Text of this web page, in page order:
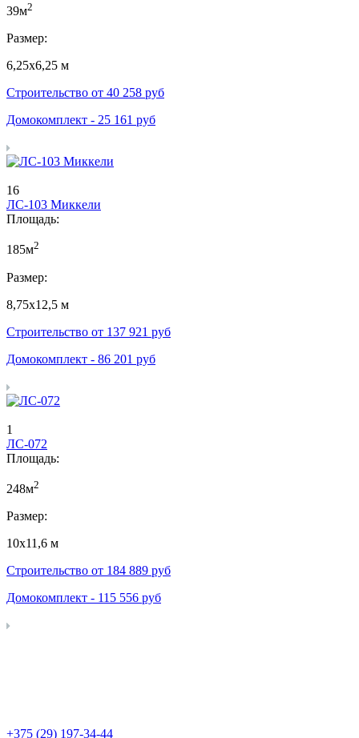
39м2
Размер:
6,25х6,25 м
Строительство от 40 258 руб
Домокомплект - 25 161 руб
16
ЛС-103 Миккели
Площадь:
185м2
Размер:
8,75х12,5 м
Строительство от 137 921 руб
Домокомплект - 86 201 руб
1
ЛС-072
Площадь:
248м2
Размер:
10х11,6 м
Строительство от 184 889 руб
Домокомплект - 115 556 руб
+375 (29) 197-34-44